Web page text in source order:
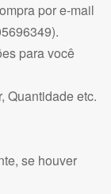
por e-mail
para você
Quantidade etc.
se houver